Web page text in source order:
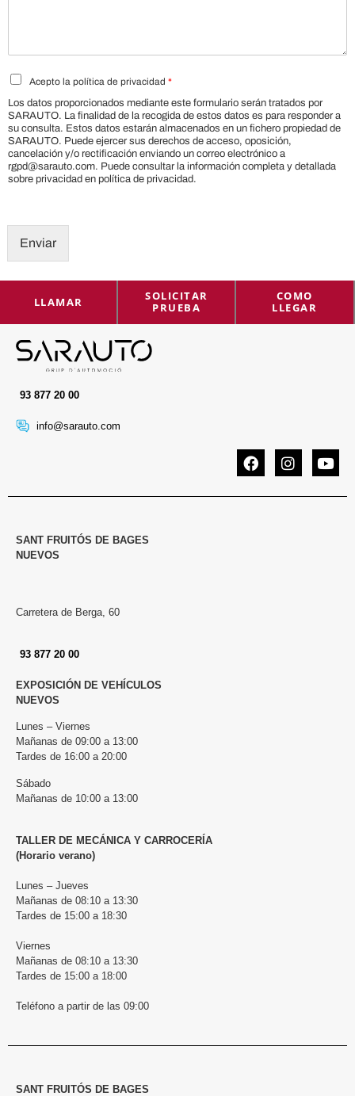
P
l
í
t
i
c
v
Acepto la política de privacidad *
Los datos proporcionados mediante este formulario serán tratados por
SARAUTO. La finalidad de la recogida de estos datos es para responder a
su consulta. Estos datos estarán almacenados en un fichero propiedad de
SARAUTO. Puede ejercer sus derechos de acceso, oposición,
cancelación y/o rectificación enviando un correo electrónico a
rgpd@sarauto.com. Puede consultar la información completa y detallada
sobre privacidad en política de privacidad.
Enviar
LLAMAR
SOLICITAR
PRUEBA
COMO
LLEGAR
93 877 20 00
info@sarauto.com
SANT FRUITÓS DE BAGES
NUEVOS
Carretera de Berga, 60
93 877 20 00
EXPOSICIÓN DE VEHÍCULOS
NUEVOS
Lunes – Viernes
Mañanas de 09:00 a 13:00
Tardes de 16:00 a 20:00
Sábado
Mañanas de 10:00 a 13:00
TALLER DE MECÁNICA Y CARROCERÍA
(Horario verano)
Lunes – Jueves
Mañanas de 08:10 a 13:30
Tardes de 15:00 a 18:30
Viernes
Mañanas de 08:10 a 13:30
Tardes de 15:00 a 18:00
Teléfono a partir de las 09:00
SANT FRUITÓS DE BAGES